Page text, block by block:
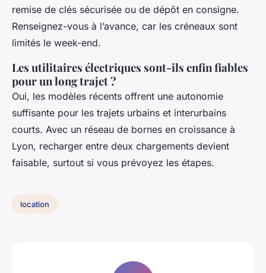
remise de clés sécurisée ou de dépôt en consigne.
Renseignez-vous à l’avance, car les créneaux sont
limités le week-end.
Les utilitaires électriques sont-ils enfin fiables
pour un long trajet ?
Oui, les modèles récents offrent une autonomie
suffisante pour les trajets urbains et interurbains
courts. Avec un réseau de bornes en croissance à
Lyon, recharger entre deux chargements devient
faisable, surtout si vous prévoyez les étapes.
location